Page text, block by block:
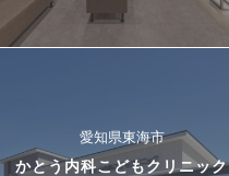
愛知県東海市
かとう内科こどもクリニック